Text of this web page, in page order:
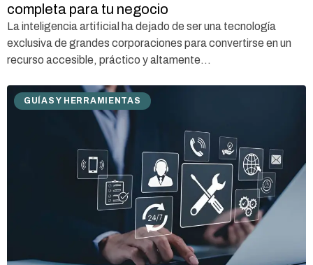
completa para tu negocio
La inteligencia artificial ha dejado de ser una tecnología
exclusiva de grandes corporaciones para convertirse en un
recurso accesible, práctico y altamente...
GUÍAS Y HERRAMIENTAS